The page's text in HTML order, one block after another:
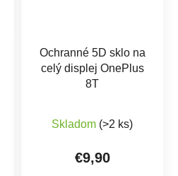
Ochranné 5D sklo na
celý displej OnePlus
8T
Skladom (>2 ks)
€9,90